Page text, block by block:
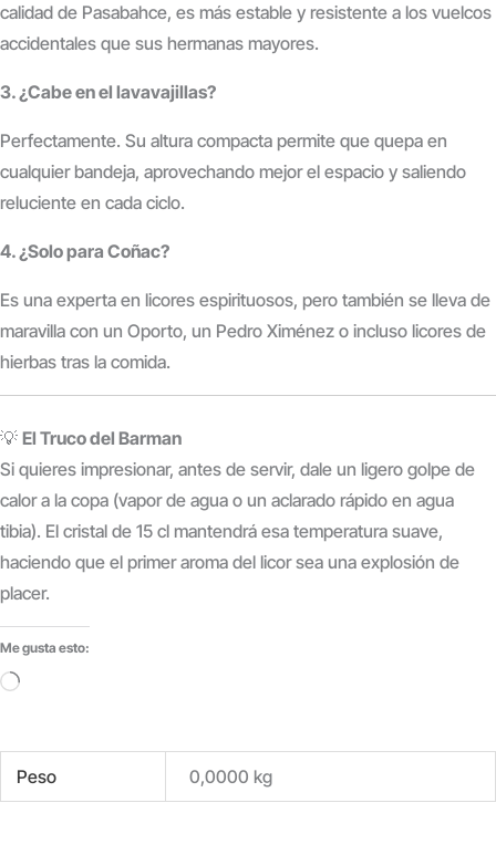
calidad de Pasabahce, es más estable y resistente a los vuelcos
accidentales que sus hermanas mayores.
3. ¿Cabe en el lavavajillas?
Perfectamente. Su altura compacta permite que quepa en
cualquier bandeja, aprovechando mejor el espacio y saliendo
reluciente en cada ciclo.
4. ¿Solo para Coñac?
Es una experta en licores espirituosos, pero también se lleva de
maravilla con un Oporto, un Pedro Ximénez o incluso licores de
hierbas tras la comida.
💡 El Truco del Barman
Si quieres impresionar, antes de servir, dale un ligero golpe de
calor a la copa (vapor de agua o un aclarado rápido en agua
tibia). El cristal de 15 cl mantendrá esa temperatura suave,
haciendo que el primer aroma del licor sea una explosión de
placer.
Me gusta esto:
Cargando...
Peso 0,0000 kg